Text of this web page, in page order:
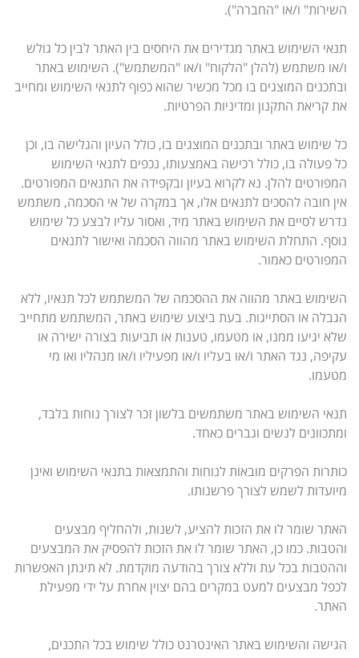
השירות" ו/או "החברה").
תנאי השימוש באתר מגדירים את היחסים בין האתר לבין כל גולש
ו/או משתמש (להלן "הלקוח" ו/או "המשתמש"). השימוש באתר
ובתכנים המוצגים בו מכל מכשיר שהוא כפוף לתנאי השימוש ומחייב
את קריאת התקנון ומדיניות הפרטיות.
כל שימוש באתר ובתכנים המוצגים בו, כולל העיון והגלישה בו, וכן
כל פעולה בו, כולל רכישה באמצעותו, נכפים לתנאי השימוש
המפורטים להלן. נא לקרוא בעיון ובקפידה את התנאים המפורטים.
אין חובה להסכים לתנאים אלו, אך במקרה של אי הסכמה, משתמש
נדרש לסיים את השימוש באתר מיד, ואסור עליו לבצע כל שימוש
נוסף. התחלת השימוש באתר מהווה הסכמה ואישור לתנאים
המפורטים כאמור.
השימוש באתר מהווה את ההסכמה של המשתמש לכל תנאיו, ללא
הגבלה או הסתייגות. בעת ביצוע שימוש באתר, המשתמש מתחייב
שלא יגיעו ממנו, או מטעמו, טענות או תביעות בצורה ישירה או
עקיפה, נגד האתר ו/או בעליו ו/או מפעיליו ו/או מנהליו ואו מי
מטעמו.
תנאי השימוש באתר משתמשים בלשון זכר לצורך נוחות בלבד,
ומתכוונים לנשים וגברים כאחד.
כותרות הפרקים מובאות לנוחות והתמצאות בתנאי השימוש ואינן
מיועדות לשמש לצורך פרשנותו.
האתר שומר לו את הזכות להציע, לשנות, ולהחליף מבצעים
והטבות. כמו כן, האתר שומר לו את הזכות להפסיק את המבצעים
וההטבות בכל עת וללא צורך בהודעה מוקדמת. לא תינתן האפשרות
לכפל מבצעים למעט במקרים בהם יצוין אחרת על ידי מפעילת
האתר.
הגישה והשימוש באתר האינטרנט כולל שימוש בכל התכנים,